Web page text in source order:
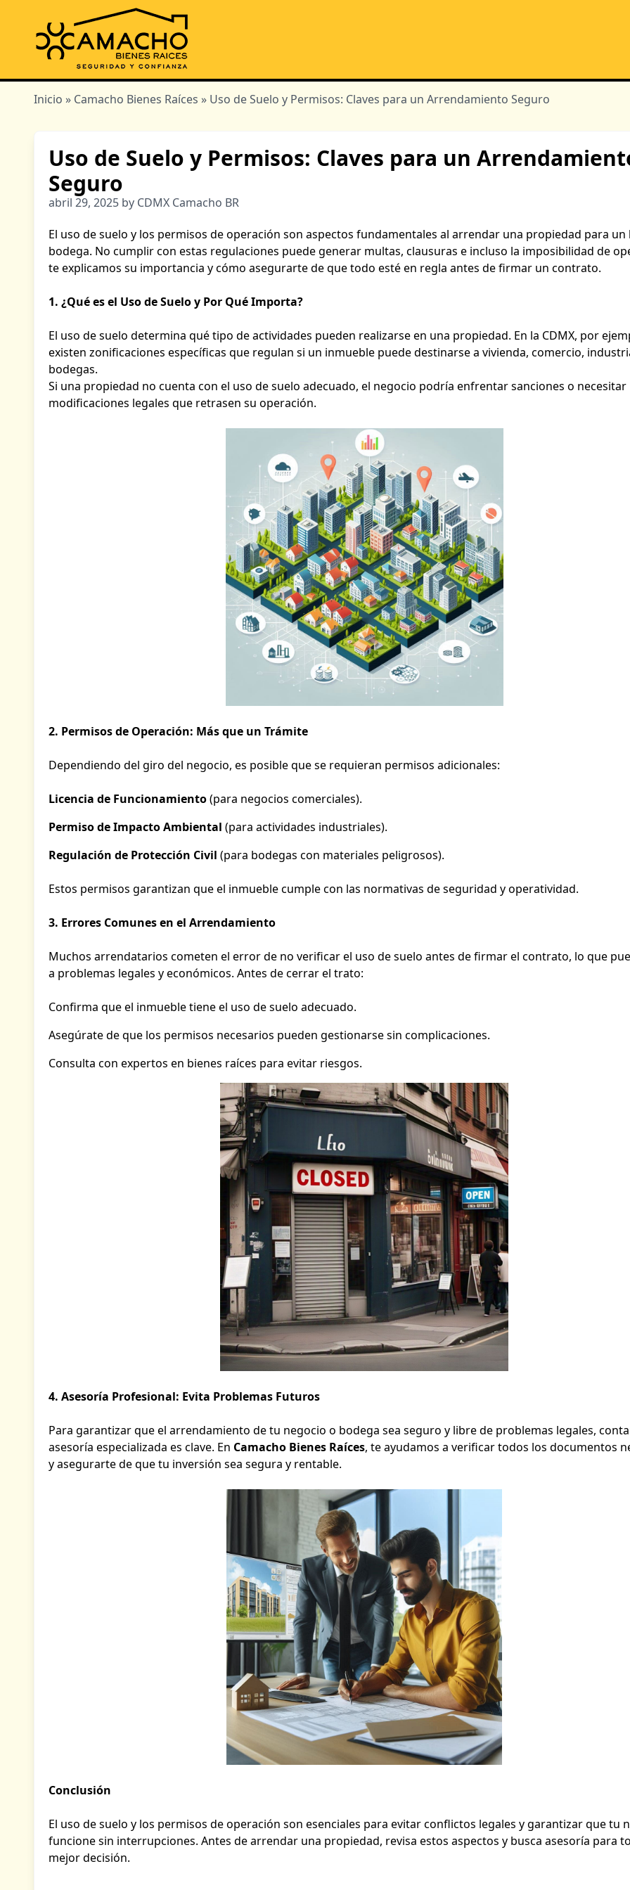
Inicio » Camacho Bienes Raíces » Uso de Suelo y Permisos: Claves para un Arrendamiento Seguro
Uso de Suelo y Permisos: Claves para un
Seguro
abril 29, 2025 by CDMX Camacho BR
El uso de suelo y los permisos de operación son aspectos fundamentales al arrendar una propiedad para un
bodega. No cumplir con estas regulaciones puede generar multas, clausuras e incluso la imposibilidad de
te explicamos su importancia y cómo asegurarte de que todo esté en regla antes de firmar un contrato.
1. ¿Qué es el Uso de Suelo y Por Qué Importa?
El uso de suelo determina qué tipo de actividades pueden realizarse en una propiedad. En la CDMX, por
existen zonificaciones específicas que regulan si un inmueble puede destinarse a vivienda, comercio,
bodegas.
Si una propiedad no cuenta con el uso de suelo adecuado, el negocio podría enfrentar sanciones o necesitar
modificaciones legales que retrasen su operación.
2. Permisos de Operación: Más que un Trámite
Dependiendo del giro del negocio, es posible que se requieran permisos adicionales:
Licencia de Funcionamiento(para negocios comerciales).
Permiso de Impacto Ambiental (para actividades industriales).
Regulación de Protección Civil (para bodegas con materiales peligrosos).
Estos permisos garantizan que el inmueble cumple con las normativas de seguridad y operatividad.
3. Errores Comunes en el Arrendamiento
Muchos arrendatarios cometen el error de no verificar el uso de suelo antes de firmar el contrato, lo que
a problemas legales y económicos. Antes de cerrar el trato:
Confirma que el inmueble tiene el uso de suelo adecuado.
Asegúrate de que los permisos necesarios pueden gestionarse sin complicaciones.
Consulta con expertos en bienes raíces para evitar riesgos.
4. Asesoría Profesional: Evita Problemas Futuros
Para garantizar que el arrendamiento de tu negocio o bodega sea seguro y libre de problemas legales,
asesoría especializada es clave. En Camacho Bienes Raíces, te ayudamos a verificar todos los documentos
y asegurarte de que tu inversión sea segura y rentable.
Conclusión
El uso de suelo y los permisos de operación son esenciales para evitar conflictos legales y garantizar que tu
funcione sin interrupciones. Antes de arrendar una propiedad, revisa estos aspectos y busca asesoría para
mejor decisión.